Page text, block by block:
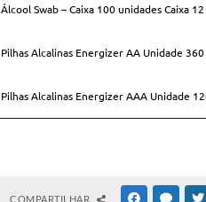
Álcool Swab – Caixa 100 unidades Caixa 12
Pilhas Alcalinas Energizer AA Unidade 360
Pilhas Alcalinas Energizer AAA Unidade
COMPARTILHAR FACEBOOK